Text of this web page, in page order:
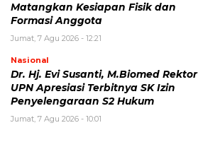
Matangkan Kesiapan Fisik dan
Formasi Anggota
Jumat, 7 Agu 2026 - 12:21
Nasional
Dr. Hj. Evi Susanti, M.Biomed Rektor
UPN Apresiasi Terbitnya SK Izin
Penyelengaraan S2 Hukum
Jumat, 7 Agu 2026 - 10:01